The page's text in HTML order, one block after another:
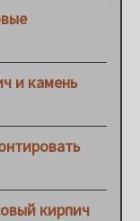
и камень
кирпич